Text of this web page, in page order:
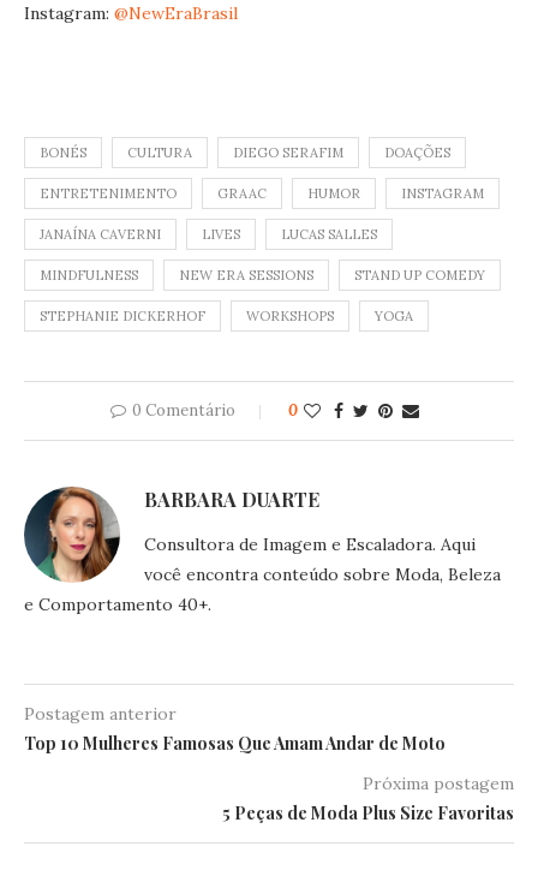
Instagram: @NewEraBrasil
BONÉS CULTURA DIEGO SERAFIM DOAÇÕES
ENTRETENIMENTO GRAAC HUMOR INSTAGRAM
JANAÍNA CAVERNI LIVES LUCAS SALLES
MINDFULNESS NEW ERA SESSIONS STAND UP COMEDY
STEPHANIE DICKERHOF WORKSHOPS YOGA
0 Comentário 0
BARBARA DUARTE
Consultora de Imagem e Escaladora. Aqui
você encontra conteúdo sobre Moda, Beleza
e Comportamento 40+.
Postagem anterior
Top 10 Mulheres Famosas Que Amam Andar de Moto
Próxima postagem
5 Peças de Moda Plus Size Favoritas